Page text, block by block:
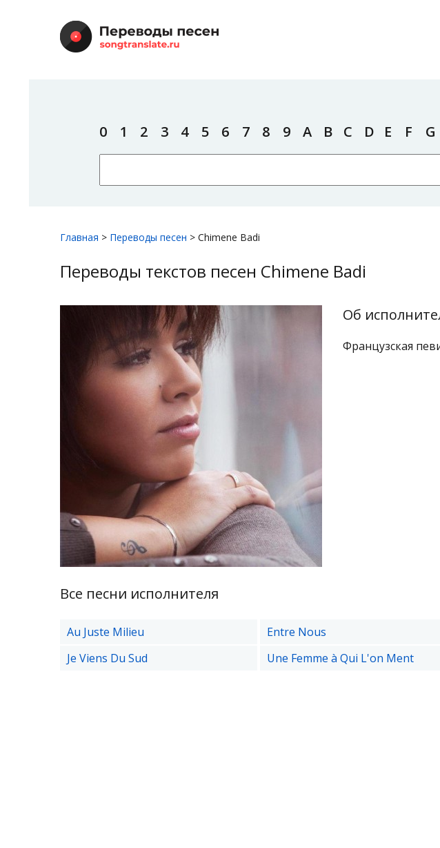
0 1 2 3 4 5 6 7 8 9 A B C D E F G
Главная > Переводы песен > Chimene Badi
Переводы текстов песен Chimene Badi
Об
Французская
Все песни исполнителя
Au Juste Milieu Entre Nous
Je Viens Du Sud
Une Femme à Qui L'on Ment